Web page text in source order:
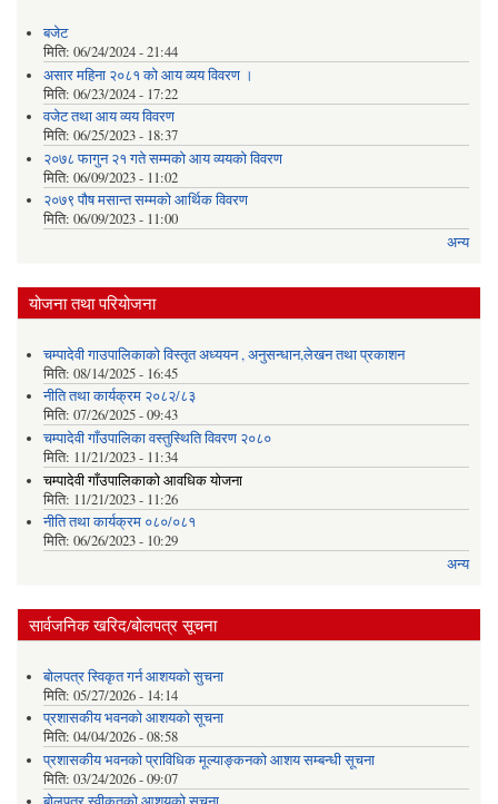
बजेट
मिति: 06/24/2024 - 21:44
असार महिना २०८१ को आय व्यय विवरण ।
मिति: 06/23/2024 - 17:22
वजेट तथा आय व्यय विवरण
मिति: 06/25/2023 - 18:37
२०७८ फागुन २१ गते सम्मको आय व्ययको विवरण
मिति: 06/09/2023 - 11:02
२०७९ पौष मसान्त सम्मको आर्थिक विवरण
मिति: 06/09/2023 - 11:00
अन्य
योजना तथा परियोजना
चम्पादेवी गाउपालिकाको विस्तृत अध्ययन , अनुसन्धान,लेखन तथा प्रकाशन
मिति: 08/14/2025 - 16:45
नीति तथा कार्यक्रम २०८२/८३
मिति: 07/26/2025 - 09:43
चम्पादेवी गाँउपालिका वस्तुस्थिति विवरण २०८०
मिति: 11/21/2023 - 11:34
चम्पादेवी गाँउपालिकाकाे आवधिक योजना
मिति: 11/21/2023 - 11:26
नीति तथा कार्यक्रम ०८०/०८१
मिति: 06/26/2023 - 10:29
अन्य
सार्वजनिक खरिद/बोलपत्र सूचना
बोलपत्र स्विकृत गर्न आशयको सुचना
मिति: 05/27/2026 - 14:14
प्रशासकीय भवनको आशयको सूचना
मिति: 04/04/2026 - 08:58
प्रशासकीय भवनको प्राविधिक मूल्याङ्कनको आशय सम्बन्धी सूचना
मिति: 03/24/2026 - 09:07